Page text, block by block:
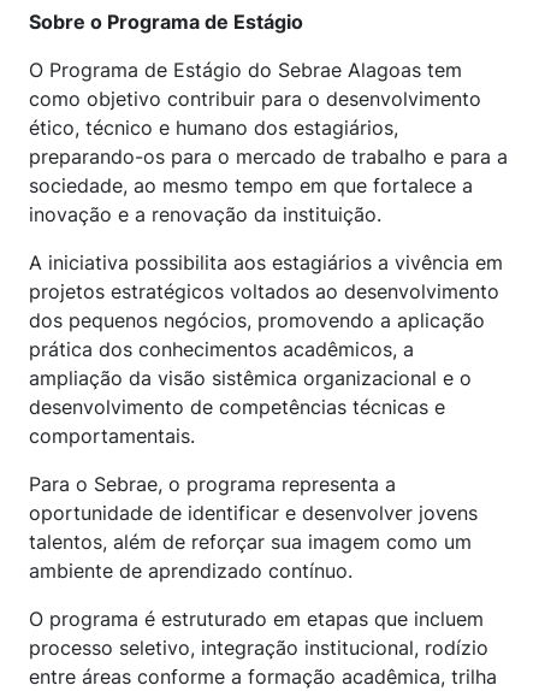
Sobre o Programa de Estágio
O Programa de Estágio do Sebrae Alagoas tem
como objetivo contribuir para o desenvolvimento
ético, técnico e humano dos estagiários,
preparando-os para o mercado de trabalho e para a
sociedade, ao mesmo tempo em que fortalece a
inovação e a renovação da instituição.
A iniciativa possibilita aos estagiários a vivência em
projetos estratégicos voltados ao desenvolvimento
dos pequenos negócios, promovendo a aplicação
prática dos conhecimentos acadêmicos, a
ampliação da visão sistêmica organizacional e o
desenvolvimento de competências técnicas e
comportamentais.
Para o Sebrae, o programa representa a
oportunidade de identificar e desenvolver jovens
talentos, além de reforçar sua imagem como um
ambiente de aprendizado contínuo.
O programa é estruturado em etapas que incluem
processo seletivo, integração institucional, rodízio
entre áreas conforme a formação acadêmica, trilha